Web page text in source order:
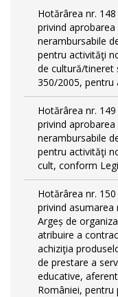
Hotărârea nr.
privind
nerambursabile
pentru activităţi
de cultură/tineret
350/2005, pentru
Hotărârea nr.
privind
nerambursabile
pentru activităţi
cult, conform
Hotărârea nr.
privind asumarea
Argeș de
atribuire a
achiziţia
de prestare a
educative,
României, pentru